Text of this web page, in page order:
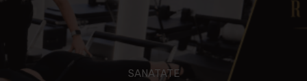
SANATATE